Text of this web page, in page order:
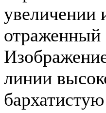
увеличении
отраженный
линии